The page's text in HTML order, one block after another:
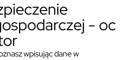
- oc
wpisując dane w